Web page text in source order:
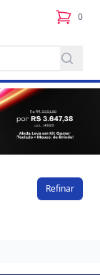
0
itens
Refinar